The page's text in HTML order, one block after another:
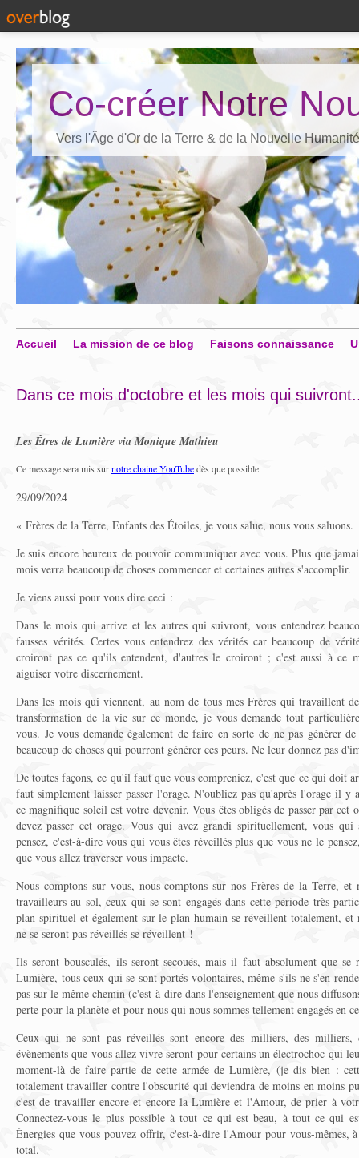
Co-créer Notre
Vers l'Âge d'Or de la Terre & de la Nouvelle Humanité
Accueil La mission de ce blog Faisons connaissance
Dans ce mois d'octobre et les mois qui
Les Êtres de Lumière via Monique Mathieu
Ce message sera mis surnotre chaine YouTubedès que possible.
29/09/2024
« Frères de la Terre, Enfants des Étoiles, je vous salue, nous vous saluons.
Je suis encore heureux de pouvoir communiquer avec vous. Plus que
mois verra beaucoup de choses commencer et certaines autres s'accomplir.
Je viens aussi pour vous dire ceci :
Dans le mois qui arrive et les autres qui suivront, vous entendrez
fausses vérités. Certes vous entendrez des vérités car beaucoup de
croiront pas ce qu'ils entendent, d'autres le croiront ; c'est aussi à ce
aiguiser votre discernement.
Dans les mois qui viennent, au nom de tous mes Frères qui travaillent
transformation de la vie sur ce monde, je vous demande tout
vous. Je vous demande également de faire en sorte de ne pas générer
beaucoup de choses qui pourront générer ces peurs. Ne leur donnez pas
De toutes façons, ce qu'il faut que vous compreniez, c'est que ce qui doit
faut simplement laisser passer l'orage. N'oubliez pas qu'après l'orage il
ce magnifique soleil est votre devenir. Vous êtes obligés de passer par cet
devez passer cet orage. Vous qui avez grandi spirituellement, vous
pensez, c'est-à-dire vous qui vous êtes réveillés plus que vous ne le
que vous allez traverser vous impacte.
Nous comptons sur vous, nous comptons sur nos Frères de la Terre,
travailleurs au sol, ceux qui se sont engagés dans cette période très
plan spirituel et également sur le plan humain se réveillent totalement, et
ne se seront pas réveillés se réveillent !
Ils seront bousculés, ils seront secoués, mais il faut absolument que
Lumière, tous ceux qui se sont portés volontaires, même s'ils ne s'en
pas sur le même chemin (c'est-à-dire dans l'enseignement que nous
perte pour la planète et pour nous qui nous sommes tellement engagés en
Ceux qui ne sont pas réveillés sont encore des milliers, des
évènements que vous allez vivre seront pour certains un électrochoc qui
moment-là de faire partie de cette armée de Lumière, (je dis bien :
totalement travailler contre l'obscurité qui deviendra de moins en moins
c'est de travailler encore et encore la Lumière et l'Amour, de prier à
Connectez-vous le plus possible à tout ce qui est beau, à tout ce qui
Énergies que vous pouvez offrir, c'est-à-dire l'Amour pour vous-mêmes,
total.